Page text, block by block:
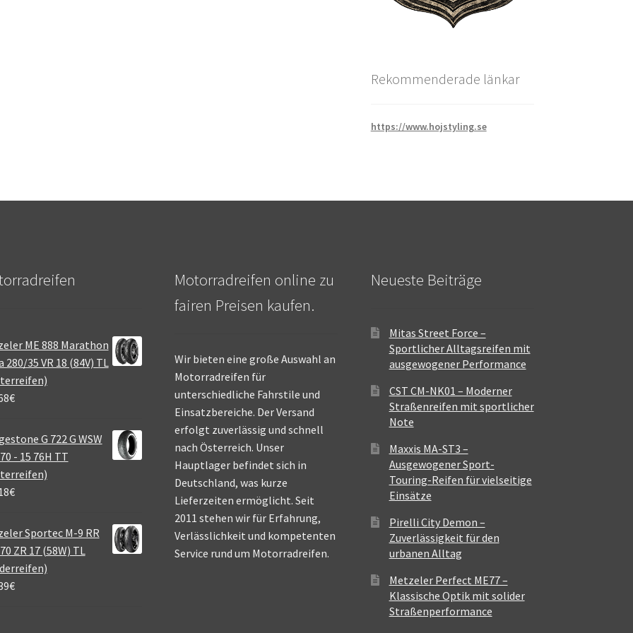
Rekommenderade länkar
https://www.hojstyling.se
ME 888 Marathon
280/35 VR 18 (84V) TL
€
G 722 G WSW
- 15 76H TT
€
Sportec M-9 RR
ZR 17 (58W) TL
€
Motorradreifen online zu
fairen Preisen kaufen.
Wir bieten eine große Auswahl an
Motorradreifen für
unterschiedliche Fahrstile und
Einsatzbereiche. Der Versand
erfolgt zuverlässig und schnell
nach Österreich. Unser
Hauptlager befindet sich in
Deutschland, was kurze
Lieferzeiten ermöglicht. Seit
2011 stehen wir für Erfahrung,
Verlässlichkeit und kompetenten
Service rund um Motorradreifen.
Neueste Beiträge
Mitas Street Force –
Sportlicher Alltagsreifen mit
ausgewogener Performance
CST CM-NK01 – Moderner
Straßenreifen mit sportlicher
Note
Maxxis MA-ST3 –
Ausgewogener Sport-
Touring-Reifen für vielseitige
Einsätze
Pirelli City Demon –
Zuverlässigkeit für den
urbanen Alltag
Metzeler Perfect ME77 –
Klassische Optik mit solider
Straßenperformance